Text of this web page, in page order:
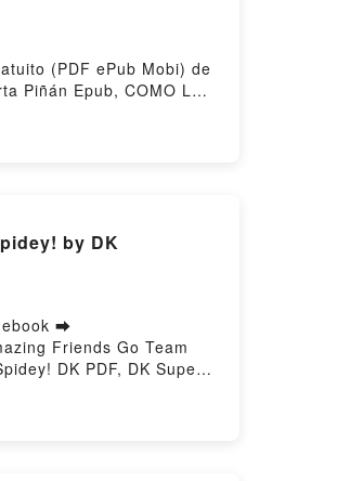
(PDF ePub Mobi) de
Piñán Epub, COMO LA
SOL DE UNA
by DK
ebook ➡
Friends Go Team
DK PDF, DK Super
DK Audiobook, DK